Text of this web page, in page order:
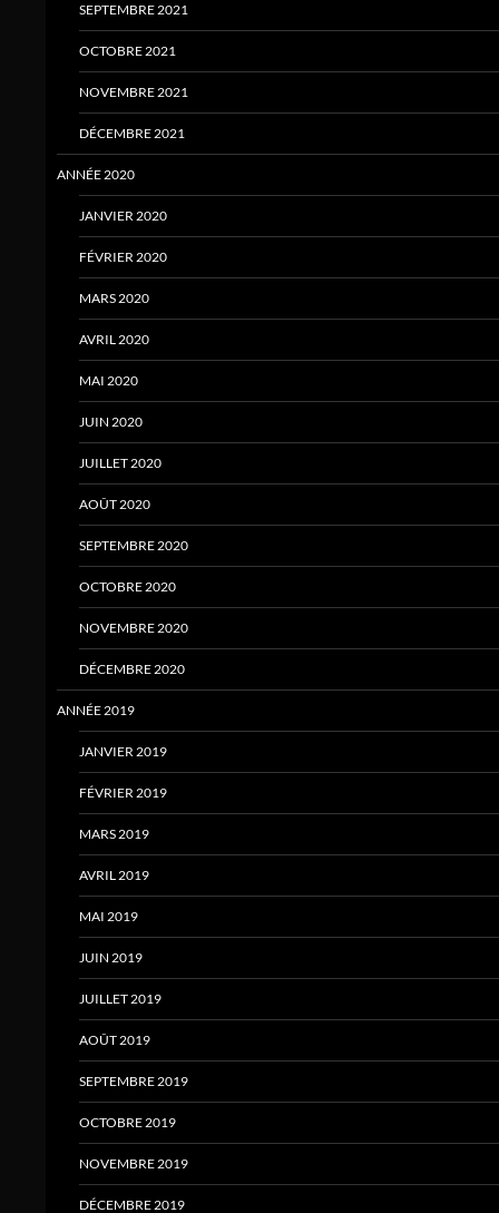
SEPTEMBRE 2021
OCTOBRE 2021
NOVEMBRE 2021
DÉCEMBRE 2021
ANNÉE 2020
JANVIER 2020
FÉVRIER 2020
MARS 2020
AVRIL 2020
MAI 2020
JUIN 2020
JUILLET 2020
AOÛT 2020
SEPTEMBRE 2020
OCTOBRE 2020
NOVEMBRE 2020
DÉCEMBRE 2020
ANNÉE 2019
JANVIER 2019
FÉVRIER 2019
MARS 2019
AVRIL 2019
MAI 2019
JUIN 2019
JUILLET 2019
AOÛT 2019
SEPTEMBRE 2019
OCTOBRE 2019
NOVEMBRE 2019
DÉCEMBRE 2019